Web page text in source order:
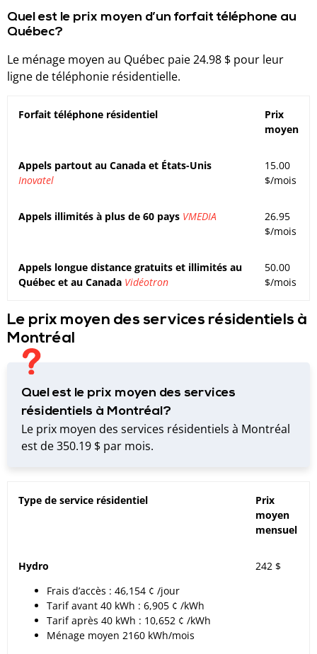
Quel est le prix moyen d’un forfait téléphone au
Québec?
Le ménage moyen au Québec paie 24.98 $ pour leur
ligne de téléphonie résidentielle.
Forfait téléphone résidentiel
Prix
moyen
Appels partout au Canada et États-Unis
Inovatel
15.00
$/mois
Appels illimités à plus de 60 pays VMEDIA
26.95
$/mois
Appels longue distance gratuits et illimités au
Québec et au Canada Vidéotron
50.00
$/mois
Le prix moyen des services résidentiels à
Montréal
Quel est le prix moyen des services
résidentiels à Montréal?
Le prix moyen des services résidentiels à Montréal
est de 350.19 $ par mois.
Type de service résidentiel
Prix
moyen
mensuel
Hydro
Frais d’accès : 46,154 ¢ /jour
Tarif avant 40 kWh : 6,905 ¢ /kWh
Tarif après 40 kWh : 10,652 ¢ /kWh
Ménage moyen 2160 kWh/mois
242 $